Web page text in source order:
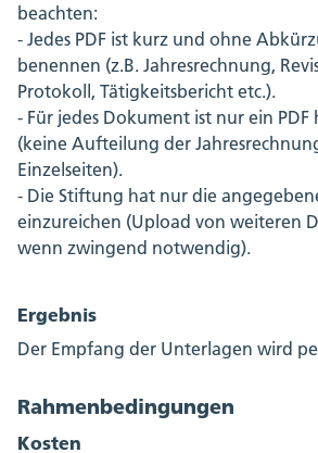
beachten:
- Jedes PDF ist kurz und ohne
benennen (z.B. Jahresrechnung,
Protokoll, Tätigkeitsbericht etc.).
- Für jedes Dokument ist nur ein PDF
(keine Aufteilung der
Einzelseiten).
- Die Stiftung hat nur die
einzureichen (Upload von weiteren
wenn zwingend notwendig).
Ergebnis
Der Empfang der Unterlagen wird
Rahmenbedingungen
Kosten